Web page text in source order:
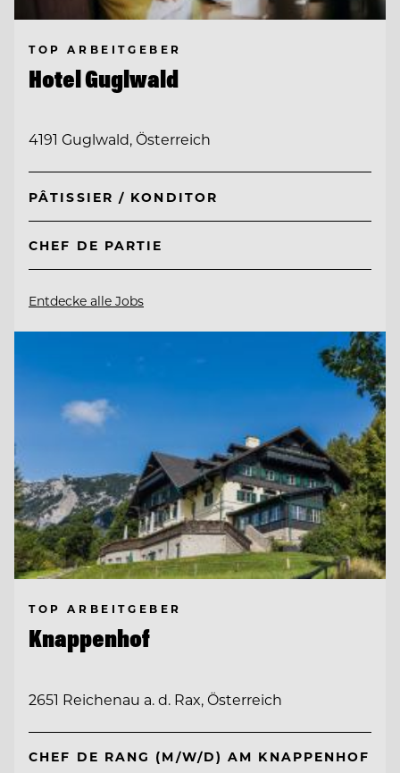
TOP ARBEITGEBER
Hotel Guglwald
4191 Guglwald, Österreich
PÂTISSIER / KONDITOR
CHEF DE PARTIE
Entdecke alle Jobs
TOP ARBEITGEBER
Knappenhof
2651 Reichenau a. d. Rax, Österreich
CHEF DE RANG (M/W/D) AM KNAPPENHOF